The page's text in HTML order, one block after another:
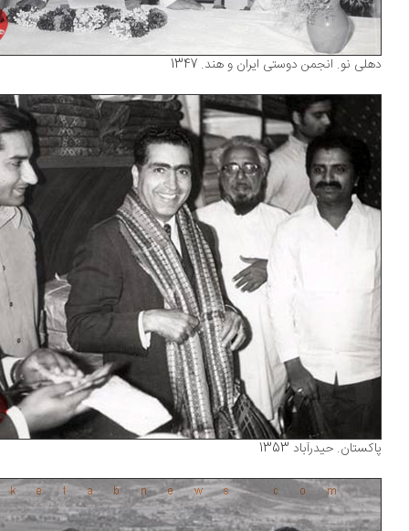
نو. انجمن دوستی ایران و هند. 1347
حیدرآباد 1353